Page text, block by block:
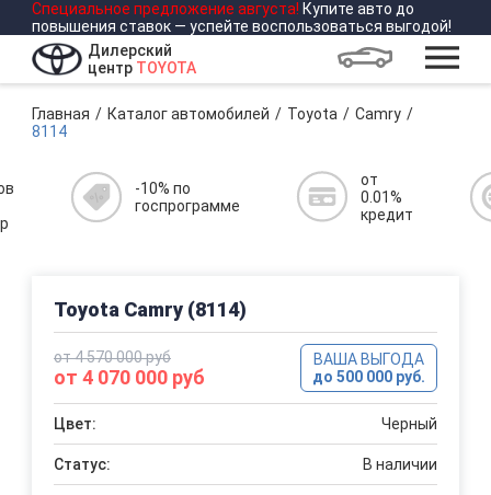
Специальное предложение августа! Купите авто до
повышения ставок — успейте воспользоваться выгодой!
Дилерский
центр TOYOTA
Главная Каталог автомобилей Toyota
Camry
8114
-10% по
госпрограмме
от
0.01%
кредит
Toyota Camry (8114)
от 4 570 000 руб
от 4 070 000 руб
ВАША ВЫГОДА
до 500 000 руб.
Цвет: Черный
Статус: В наличии